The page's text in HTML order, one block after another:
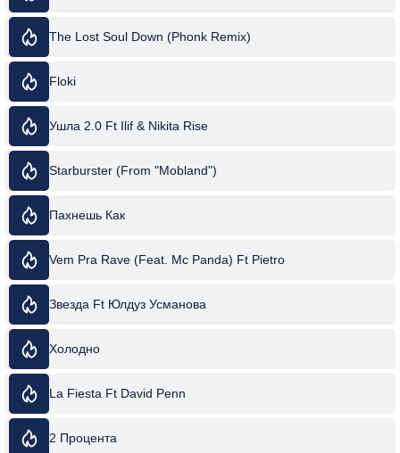
The Lost Soul Down (Phonk Remix)
Floki
Ушла 2.0 Ft Ilif & Nikita Rise
Starburster (From "Mobland")
Пахнешь Как
Vem Pra Rave (Feat. Mc Panda) Ft Pietro
Звезда Ft Юлдуз Усманова
Холодно
La Fiesta Ft David Penn
2 Процента